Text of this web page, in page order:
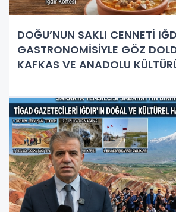
DOĞU’NUN SAKLI CENNETİ
GASTRONOMİSİYLE GÖZ
KAFKAS VE ANADOLU